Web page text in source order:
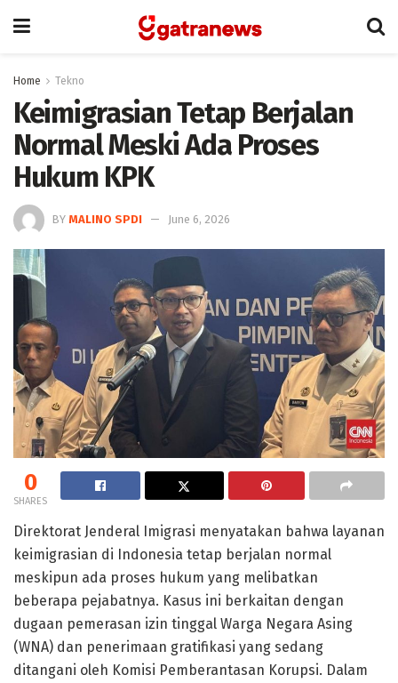
Home Tekno
Keimigrasian Tetap Berjalan
Normal Meski Ada Proses
Hukum KPK
BY MALINO SPDI June 6, 2026
0
SHARES
Direktorat Jenderal Imigrasi menyatakan bahwa layanan
keimigrasian di Indonesia tetap berjalan normal
meskipun ada proses hukum yang melibatkan
beberapa pejabatnya. Kasus ini berkaitan dengan
dugaan pemerasan izin tinggal Warga Negara Asing
(WNA) dan penerimaan gratifikasi yang sedang
ditangani oleh Komisi Pemberantasan Korupsi. Dalam